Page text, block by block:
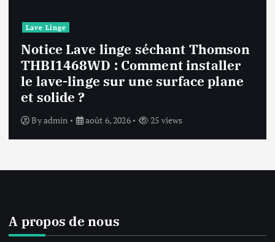
Lave Linge
Notice Lave linge F94841WH LG
F94841WH : Que faire si la machine
affiche une erreur inconnue ?
Byadmin août 6, 2026 26 views
A propos de nous